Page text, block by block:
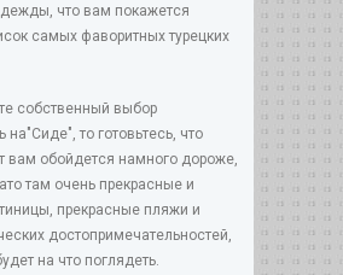
что вам покажется
самых фаворитных турецких
собственный выбор
на"Сиде", то готовьтесь, что
вам обойдется намного дороже,
там очень прекрасные и
прекрасные пляжи и
достопримечательностей,
на что поглядеть.